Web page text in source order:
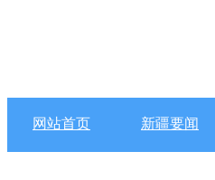
网站首页 新疆要闻